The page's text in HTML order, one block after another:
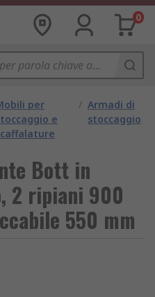
0
per
e
/ Armadi di
stoccaggio
Bott in
2 ripiani 900
550 mm